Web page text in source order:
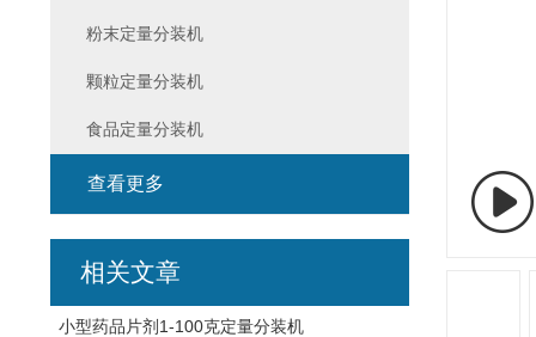
粉末定量分装机
颗粒定量分装机
食品定量分装机
查看更多
相关文章
小型药品片剂1-100克定量分装机